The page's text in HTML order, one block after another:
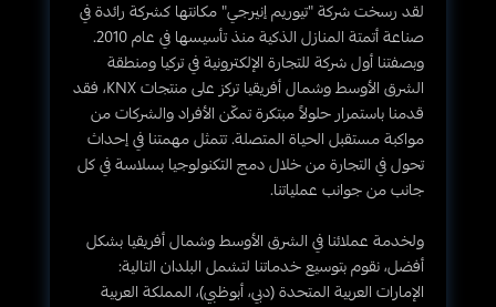
لقد رسخت شركة "تيوريم إنيرجي" مكانتها كشركة رائدة في
صناعة أتمتة المنازل الذكية منذ تأسيسها في عام 2010.
وبصفتنا أول شركة للتجارة الإلكترونية في تركيا ومنطقة
الشرق الأوسط وشمال أفريقيا تركز على منتجات KNX، فقد
قدمنا باستمرار حلولاً مبتكرة تمكّن الأفراد والشركات من
مواكبة مستقبل الحياة المتصلة. تتمثل مهمتنا في إحداث
تحول في التجارة من خلال دمج التكنولوجيا بسلاسة في كل
جانب من جوانب عملياتنا.
ولخدمة عملائنا في الشرق الأوسط وشمال أفريقيا بشكل
أفضل، نقوم بتوسيع خدماتنا لتشمل البلدان التالية:
الإمارات العربية المتحدة (دبي، أبوظبي)، المملكة العربية